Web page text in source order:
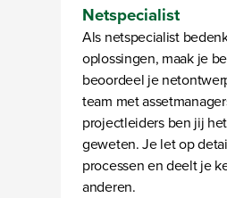
Netspecialist
Als netspecialist
oplossingen, maak je
beoordeel je
team met
projectleiders ben jij
geweten. Je let op
processen en deelt je
anderen.